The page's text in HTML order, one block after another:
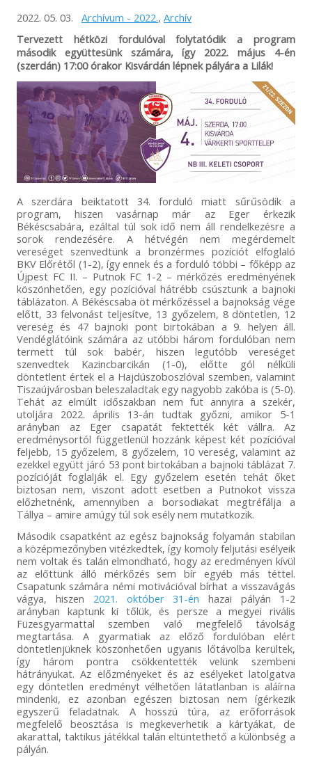
2022. 05. 03. Archívum - 2022., Archív
Tervezett hétközi fordulóval folytatódik a program
második együttesünk számára, így 2022. május 4-én
(szerdán) 17:00 órakor Kisvárdán lépnek pályára a Lilák!
A szerdára beiktatott 34. forduló miatt sűrűsödik a
program, hiszen vasárnap már az Eger érkezik
Békéscsabára, ezáltal túl sok idő nem áll rendelkezésre a
sorok rendezésére. A hétvégén nem megérdemelt
vereséget szenvedtünk a bronzérmes pozíciót elfoglaló
BKV Előrétől (1-2), így ennek és a forduló többi – főképp az
Újpest FC II. – Putnok FC 1-2 – mérkőzés eredményének
köszönhetően, egy pozícióval hátrébb csúsztunk a bajnoki
táblázaton. A Békéscsaba öt mérkőzéssel a bajnokság vége
előtt, 33 felvonást teljesítve, 13 győzelem, 8 döntetlen, 12
vereség és 47 bajnoki pont birtokában a 9. helyen áll.
Vendéglátóink számára az utóbbi három fordulóban nem
termett túl sok babér, hiszen legutóbb vereséget
szenvedtek Kazincbarcikán (1-0), előtte gól nélküli
döntetlent értek el a Hajdúszoboszlóval szemben, valamint
Tiszaújvárosban beleszaladtak egy nagyobb zakóba is (5-0).
Tehát az elmúlt időszakban nem fut annyira a szekér,
utoljára 2022. április 13-án tudtak győzni, amikor 5-1
arányban az Eger csapatát fektették két vállra. Az
eredménysortól függetlenül hozzánk képest két pozícióval
feljebb, 15 győzelem, 8 győzelem, 10 vereség, valamint az
ezekkel együtt járó 53 pont birtokában a bajnoki táblázat 7.
pozícióját foglalják el. Egy győzelem esetén tehát őket
biztosan nem, viszont adott esetben a Putnokot vissza
előzhetnénk, amennyiben a borsodiakat megtréfálja a
Tállya – amire amúgy túl sok esély nem mutatkozik.
Második csapatként az egész bajnokság folyamán stabilan
a középmezőnyben vitézkedtek, így komoly feljutási esélyeik
nem voltak és talán elmondható, hogy az eredményen kívül
az előttünk álló mérkőzés sem bír egyéb más téttel.
Csapatunk számára némi motivációval bírhat a visszavágás
vágya, hiszen 2021. október 31-én hazai pályán 1-2
arányban kaptunk ki tőlük, és persze a megyei rivális
Füzesgyarmattal szemben való megfelelő távolság
megtartása. A gyarmatiak az előző fordulóban elért
döntetlenjüknek köszönhetően ugyanis lőtávolba kerültek,
így három pontra csökkentették velünk szembeni
hátrányukat. Az előzményeket és az esélyeket latolgatva
egy döntetlen eredményt vélhetően látatlanban is aláírna
mindenki, ez azonban egészen biztosan nem ígérkezik
egyszerű feladatnak. A hosszú túra, az erőforrások
megfelelő beosztása is megkeverhetik a kártyákat, de
akarattal, taktikus játékkal talán eltüntethető a különbség a
pályán.